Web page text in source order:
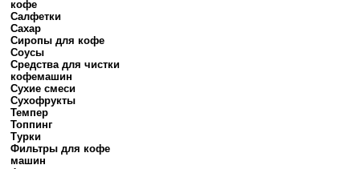
кофе
Салфетки
Сахар
Сиропы для кофе
Соусы
Средства для чистки
кофемашин
Сухие смеси
Сухофрукты
Темпер
Топпинг
Турки
Фильтры для кофе
машин